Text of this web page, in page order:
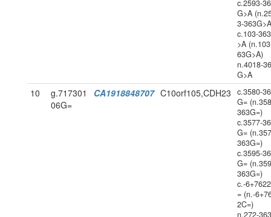
c.2593-
G>A
3-
c.103-
>A
63G>A)
n.4018-
G>A
10
g.717301
06G=
CA1918848707 C10orf105,CDH23
c.3580-
G=
363G=)
c.3577-
G=
363G=)
c.3595-
G=
363G=)
c.-
= (n.-
2C=)
n.272-